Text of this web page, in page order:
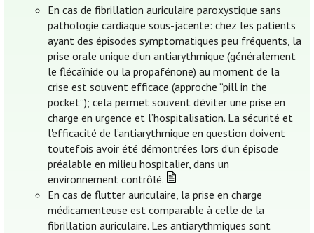
En cas de fibrillation auriculaire paroxystique sans
pathologie cardiaque sous-jacente: chez les patients
ayant des épisodes symptomatiques peu fréquents, la
prise orale unique d’un antiarythmique (généralement
le flécaïnide ou la propafénone) au moment de la
crise est souvent efficace (approche “pill in the
pocket”); cela permet souvent d’éviter une prise en
charge en urgence et l’hospitalisation. La sécurité et
l'efficacité de l’antiarythmique en question doivent
toutefois avoir été démontrées lors d’un épisode
préalable en milieu hospitalier, dans un
environnement contrôlé.
En cas de flutter auriculaire, la prise en charge
médicamenteuse est comparable à celle de la
fibrillation auriculaire. Les antiarythmiques sont